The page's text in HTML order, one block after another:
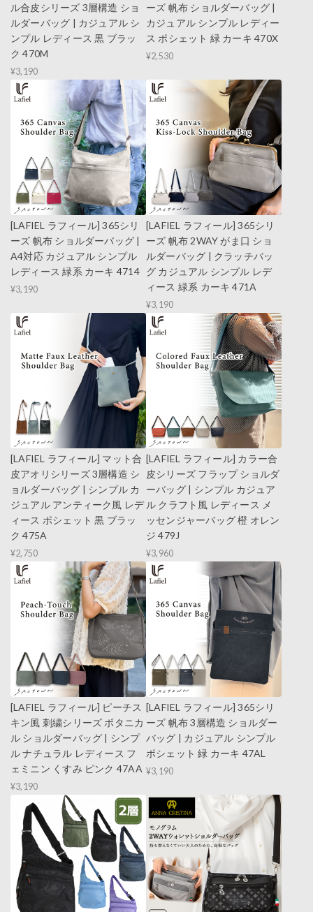
ル合皮シリーズ 3層構造 ショ
ルダーバッグ | カジュアル シ
ンプル レディース 黒 ブラッ
ク 470M
¥3,190
ーズ 帆布 ショルダーバッグ |
カジュアル シンプル レディー
ス ポシェット 緑 カーキ 470X
¥2,530
[LAFIEL ラフィール] 365シリ
ーズ 帆布 ショルダーバッグ |
A4対応 カジュアル シンプル
レディース 緑系 カーキ 4714
¥3,190
[LAFIEL ラフィール] 365シリ
ーズ 帆布 2WAY がま口 ショ
ルダーバッグ | クラッチバッ
グ カジュアル シンプル レデ
ィース 緑系 カーキ 471A
¥3,190
[LAFIEL ラフィール] マット合
皮アオリシリーズ 3層構造 シ
ョルダーバッグ | シンプル カ
ジュアル アンティーク風 レデ
ィース ポシェット 黒 ブラッ
ク 475A
¥2,750
[LAFIEL ラフィール] カラー合
皮シリーズ フラップ ショルダ
ーバッグ | シンプル カジュア
ル クラフト風 レディース メ
ッセンジャーバッグ 橙 オレン
ジ 479J
¥3,960
[LAFIEL ラフィール] ピーチス
キン風 刺繍シリーズ ボタニカ
ル ショルダーバッグ | シンプ
ル ナチュラル レディース フ
ェミニン くすみ ピンク 47AA
¥3,190
[LAFIEL ラフィール] 365シリ
ーズ 帆布 3層構造 ショルダー
バッグ | カジュアル シンプル
ポシェット 緑 カーキ 47AL
¥3,190